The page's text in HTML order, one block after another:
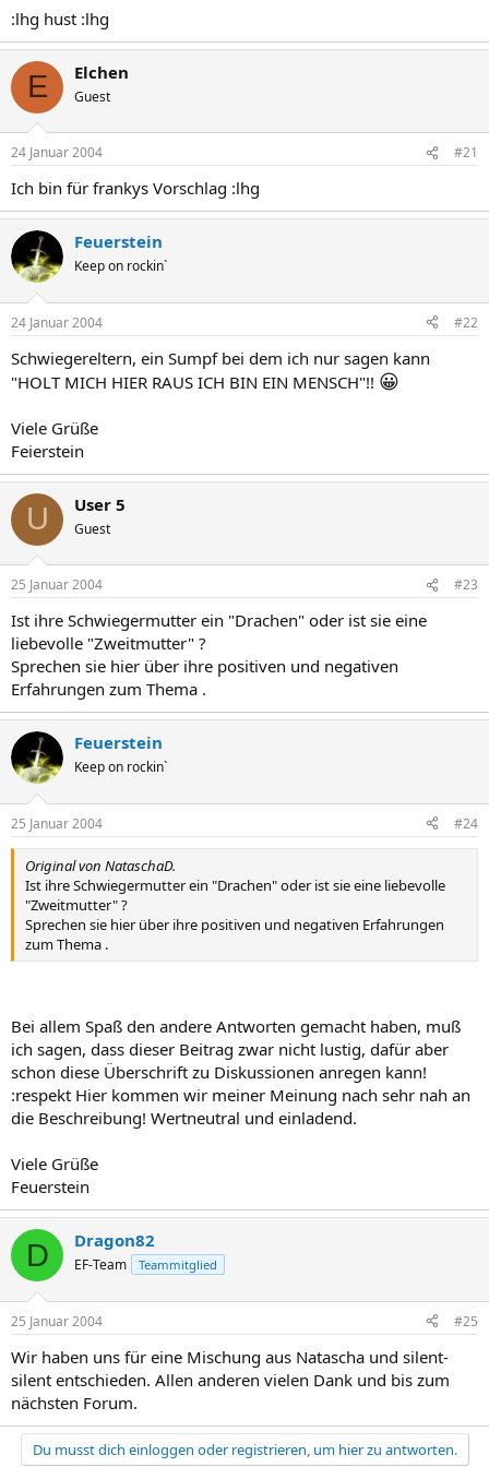
:lhg hust :lhg
E Elchen
Guest
24 Januar 2004 #21
Ich bin für frankys Vorschlag :lhg
Feuerstein
Keep on rockin`
24 Januar 2004 #22
Schwiegereltern, ein Sumpf bei dem ich nur sagen kann
"HOLT MICH HIER RAUS ICH BIN EIN MENSCH"!! 😀
Viele Grüße
Feierstein
U User 5
Guest
25 Januar 2004 #23
Ist ihre Schwiegermutter ein "Drachen" oder ist sie eine
liebevolle "Zweitmutter" ?
Sprechen sie hier über ihre positiven und negativen
Erfahrungen zum Thema .
Feuerstein
Keep on rockin`
25 Januar 2004 #24
Original von NataschaD.
Ist ihre Schwiegermutter ein "Drachen" oder ist sie eine liebevolle
"Zweitmutter" ?
Sprechen sie hier über ihre positiven und negativen Erfahrungen
zum Thema .
Bei allem Spaß den andere Antworten gemacht haben, muß
ich sagen, dass dieser Beitrag zwar nicht lustig, dafür aber
schon diese Überschrift zu Diskussionen anregen kann!
:respekt Hier kommen wir meiner Meinung nach sehr nah an
die Beschreibung! Wertneutral und einladend.
Viele Grüße
Feuerstein
D Dragon82
EF-Team Teammitglied
25 Januar 2004 #25
Wir haben uns für eine Mischung aus Natascha und silent-
silent entschieden. Allen anderen vielen Dank und bis zum
nächsten Forum.
Du musst dich einloggen oder registrieren, um hier zu antworten.